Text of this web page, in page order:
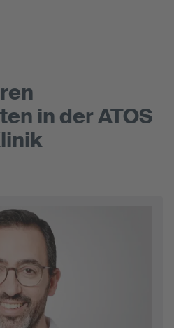
in der ATOS